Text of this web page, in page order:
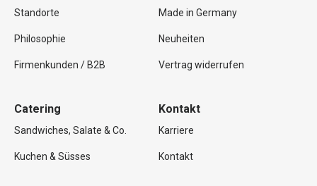
Standorte
Philosophie
Firmenkunden / B2B
Made in Germany
Neuheiten
Vertrag widerrufen
Catering
Sandwiches, Salate & Co.
Kuchen & Süsses
Kontakt
Karriere
Kontakt